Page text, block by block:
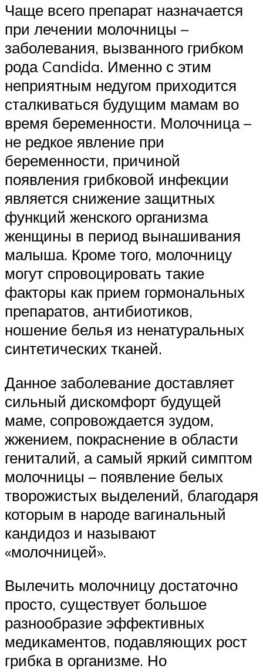
Чаще всего препарат назначается
при лечении молочницы –
заболевания, вызванного грибком
рода Candida. Именно с этим
неприятным недугом приходится
сталкиваться будущим мамам во
время беременности. Молочница –
не редкое явление при
беременности, причиной
появления грибковой инфекции
является снижение защитных
функций женского организма
женщины в период вынашивания
малыша. Кроме того, молочницу
могут спровоцировать такие
факторы как прием гормональных
препаратов, антибиотиков,
ношение белья из ненатуральных
синтетических тканей.
Данное заболевание доставляет
сильный дискомфорт будущей
маме, сопровождается зудом,
жжением, покраснение в области
гениталий, а самый яркий симптом
молочницы – появление белых
творожистых выделений, благодаря
которым в народе вагинальный
кандидоз и называют
«молочницей».
Вылечить молочницу достаточно
просто, существует большое
разнообразие эффективных
медикаментов, подавляющих рост
грибка в организме. Но